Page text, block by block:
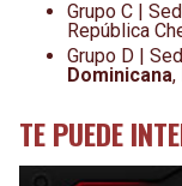
Grupo C |
República
Grupo D |
Dominicana,
TE PUEDE